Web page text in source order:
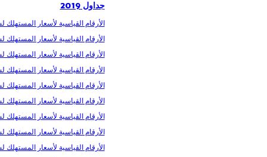
جداول 2019
الأرقام القیاسیة لأسعار المستھلك
الأرقام القیاسیة لأسعار المستھلك
الأرقام القیاسیة لأسعار المستھلك
الأرقام القیاسیة لأسعار المستھلك
الأرقام القیاسیة لأسعار المستھلك
الأرقام القیاسیة لأسعار المستھلك
الأرقام القیاسیة لأسعار المستھلك
الأرقام القیاسیة لأسعار المستھلك
الأرقام القیاسیة لأسعار المستھلك